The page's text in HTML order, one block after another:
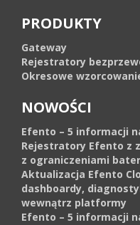
PRODUKTY
Gateway
Rejestratory
Okresowe
NOWOŚCI
Efento – 5 informacji
Rejestratory Efento z
z ograniczeniami
Aktualizacja Efento
dashboardy,
wewnątrz platformy
Efento – 5 informacji